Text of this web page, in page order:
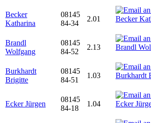
Becker
Katharina
08145
84-34
2.01
Brandl
Wolfgang
08145
84-52
2.13
Burkhardt
Brigitte
08145
84-51
1.03
Ecker Jürgen
08145
84-18
1.04